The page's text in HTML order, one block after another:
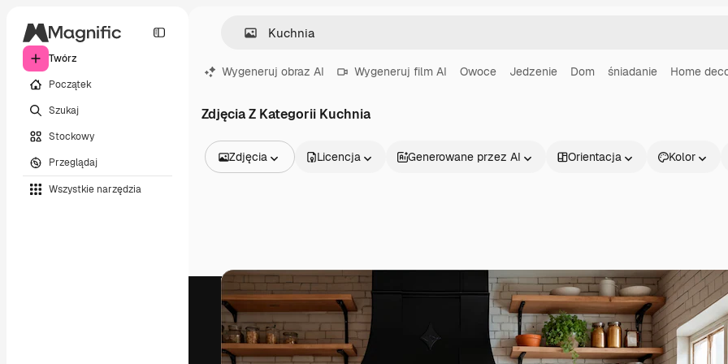
Twórz
Początek
Szukaj
Stockowy
Przeglądaj
Wszystkie narzędzia
Wygeneruj obraz AI Wygeneruj film AI Owoce Jedzenie Dom śniadanie Home
Zdjęcia Z Kategorii Kuchnia
Zdjęcia
Filmy
Klipy wideo
Ruchome grafiki
Szablony wideo
Ikony
Modele 3D
Czcionki
Licencja Generowane przez AI Orientacja Kolor
Produkty Zacznij